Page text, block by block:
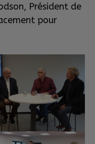
Président de
pour